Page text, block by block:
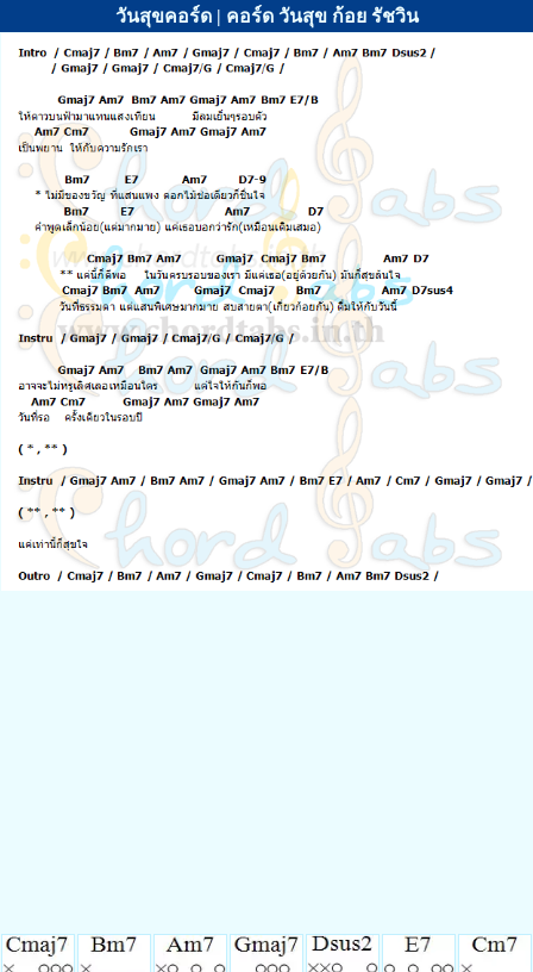
วันสุขคอร์ด | คอร์ด วันสุข ก้อย รัชวิน